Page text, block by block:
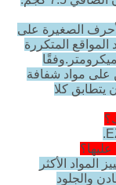
الصغيرة على
مم.دقة تحديد المواقع المتكررة
لرأس المسح الضوئي لدينا هي في حدود 10 ميكرومتر.وفقًا
على مواد شفافة
يتطابق كلا
المواد الأكثر
والجلود